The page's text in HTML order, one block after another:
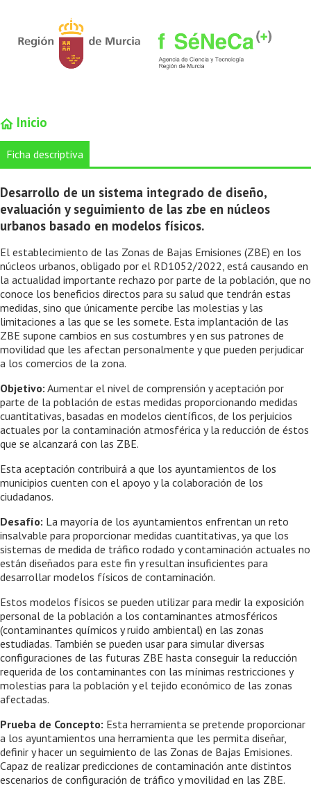
Inicio
Ficha descriptiva
Desarrollo de un sistema integrado de diseño,
evaluación y seguimiento de las zbe en núcleos
urbanos basado en modelos físicos.
El establecimiento de las Zonas de Bajas Emisiones (ZBE) en los
núcleos urbanos, obligado por el RD1052/2022, está causando en
la actualidad importante rechazo por parte de la población, que no
conoce los beneficios directos para su salud que tendrán estas
medidas, sino que únicamente percibe las molestias y las
limitaciones a las que se les somete. Esta implantación de las
ZBE supone cambios en sus costumbres y en sus patrones de
movilidad que les afectan personalmente y que pueden perjudicar
a los comercios de la zona.
Objetivo: Aumentar el nivel de comprensión y aceptación por
parte de la población de estas medidas proporcionando medidas
cuantitativas, basadas en modelos científicos, de los perjuicios
actuales por la contaminación atmosférica y la reducción de éstos
que se alcanzará con las ZBE.
Esta aceptación contribuirá a que los ayuntamientos de los
municipios cuenten con el apoyo y la colaboración de los
ciudadanos.
Desafío: La mayoría de los ayuntamientos enfrentan un reto
insalvable para proporcionar medidas cuantitativas, ya que los
sistemas de medida de tráfico rodado y contaminación actuales no
están diseñados para este fin y resultan insuficientes para
desarrollar modelos físicos de contaminación.
Estos modelos físicos se pueden utilizar para medir la exposición
personal de la población a los contaminantes atmosféricos
(contaminantes químicos y ruido ambiental) en las zonas
estudiadas. También se pueden usar para simular diversas
configuraciones de las futuras ZBE hasta conseguir la reducción
requerida de los contaminantes con las mínimas restricciones y
molestias para la población y el tejido económico de las zonas
afectadas.
Prueba de Concepto: Esta herramienta se pretende proporcionar
a los ayuntamientos una herramienta que les permita diseñar,
definir y hacer un seguimiento de las Zonas de Bajas Emisiones.
Capaz de realizar predicciones de contaminación ante distintos
escenarios de configuración de tráfico y movilidad en las ZBE.